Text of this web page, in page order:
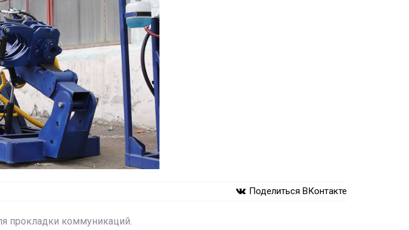
Поделиться ВКонтакте
прокладки коммуникаций.